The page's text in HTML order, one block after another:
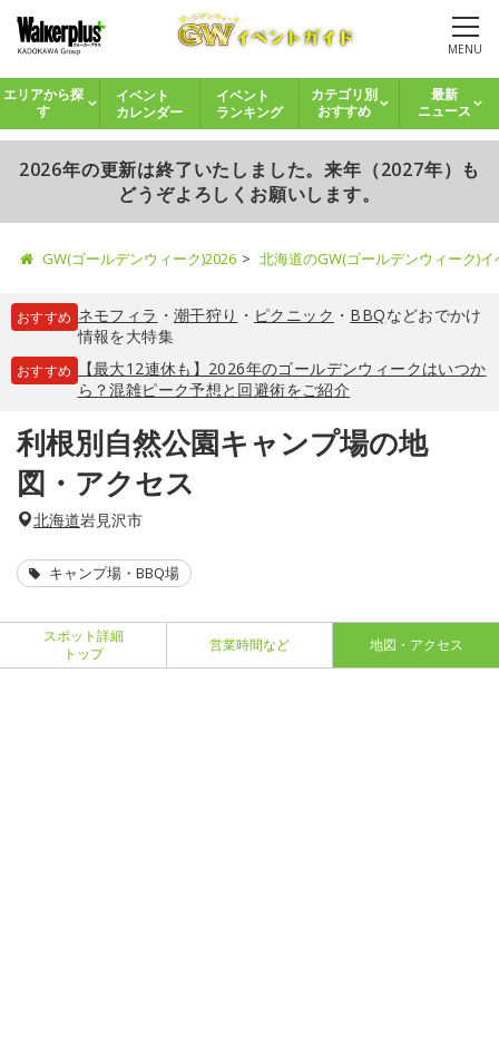
MENU
エリアから探
す
イベント
カレンダー
イベント
ランキング
カテゴリ別
おすすめ
最新
ニュース
2026年の更新は終了いたしました。来年（2027年）も
どうぞよろしくお願いします。
GW(ゴールデンウィーク)2026 北海道のGW(ゴールデンウィーク)
おすすめ ネモフィラ ・ 潮干狩り ・ ピクニック ・ BBQなどおでかけ
情報を大特集
おすすめ
【最大12連休も】2026年のゴールデンウィークはいつか
ら？混雑ピーク予想と回避術をご紹介
利根別自然公園キャンプ場の地
図・アクセス
北海道岩見沢市
キャンプ場・BBQ場
スポット詳細
トップ
営業時間など 地図・アクセス